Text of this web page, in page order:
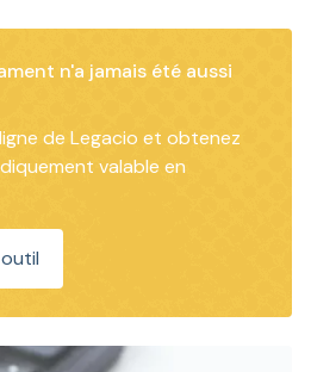
n'a jamais été aussi
de Legacio et obtenez
valable en